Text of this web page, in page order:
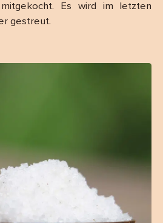
Es wird im letzten
gestreut.